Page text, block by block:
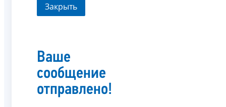
Закрыть
Ваше
сообщение
отправлено!